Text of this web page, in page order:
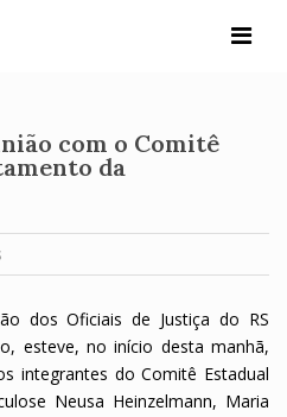
com o Comitê
da
dos Oficiais de Justiça do RS
esteve, no início desta manhã,
integrantes do Comitê Estadual
Neusa Heinzelmann, Maria